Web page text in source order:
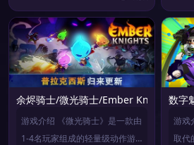
余烬骑士/微光骑士/Ember Knights |官
游戏介绍 《微光骑士》是一款由
1-4名玩家组成的轻量级动作游
数字
游戏
取代